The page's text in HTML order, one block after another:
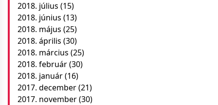
2018. július (15)
2018. június (13)
2018. május (25)
2018. április (30)
2018. március (25)
2018. február(30)
2018. január(16)
2017. december(21)
2017. november(30)